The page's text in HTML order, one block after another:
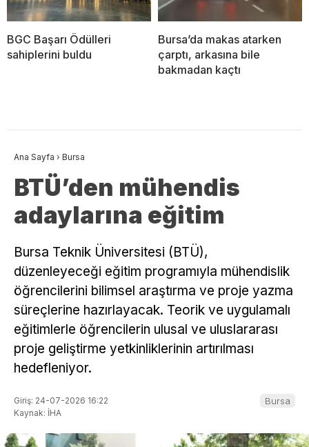
BGC Başarı Ödülleri
sahiplerini buldu
Bursa’da makas atarken
çarptı, arkasına bile
bakmadan kaçtı
Ana Sayfa › Bursa
BTÜ’den mühendis
adaylarına eğitim
Bursa Teknik Üniversitesi (BTÜ),
düzenleyeceği eğitim programıyla mühendislik
öğrencilerini bilimsel araştırma ve proje yazma
süreçlerine hazırlayacak. Teorik ve uygulamalı
eğitimlerle öğrencilerin ulusal ve uluslararası
proje geliştirme yetkinliklerinin artırılması
hedefleniyor.
Giriş: 24-07-2026 16:22
Kaynak: İHA
Bursa